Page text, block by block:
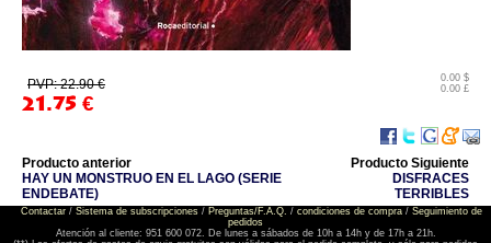
PVP: 22.90 €
21.75 €
0.00 $
0.00 £
Producto anterior
HAY UN MONSTRUO EN EL LAGO (SERIE
ENDEBATE)
Producto Siguiente
DISFRACES
TERRIBLES
Contactar/ Sistema de subscripciones/ Preguntas/F.A.Q. / condiciones de compra/ Seguimiento de
pedidos
Atención al cliente: 951 600 072. De lunes a sábados de 10h a 14h y de 17h a 21h.